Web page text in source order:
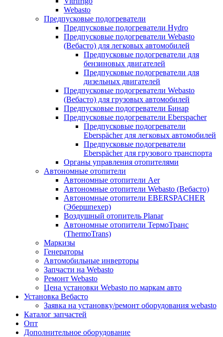
Webasto
Предпусковые подогреватели
Предпусковые подогреватели Hydro
Предпусковые подогреватели Webasto
(Вебасто) для легковых автомобилей
Предпусковые подогреватели для
бензиновых двигателей
Предпусковые подогреватели для
дизельных двигателей
Предпусковые подогреватели Webasto
(Вебасто) для грузовых автомобилей
Предпусковые подогреватели Бинар
Предпусковые подогреватели Eberspacher
Предпусковые подогреватели
Eberspächer для легковых автомобилей
Предпусковые подогреватели
Eberspächer для грузового транспорта
Органы управления отопителями
Автономные отопители
Автономные отопители Аer
Автономные отопители Webasto (Вебасто)
Автономные отопители EBERSPACHER
(Эбершпехер)
Воздушный отопитель Planar
Автономные отопители ТермоТранс
(ThermoTrans)
Маркизы
Генераторы
Автомобильные инверторы
Запчасти на Webasto
Ремонт Webasto
Цена установки Webasto по маркам авто
Установка Вебасто
Заявка на установку/ремонт оборудования webasto
Каталог запчастей
Опт
Дополнительное оборудование